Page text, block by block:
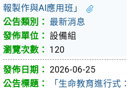
報製作與AI應用班」
最新消息
設備組
120
2026-06-25
「生命教育進行式